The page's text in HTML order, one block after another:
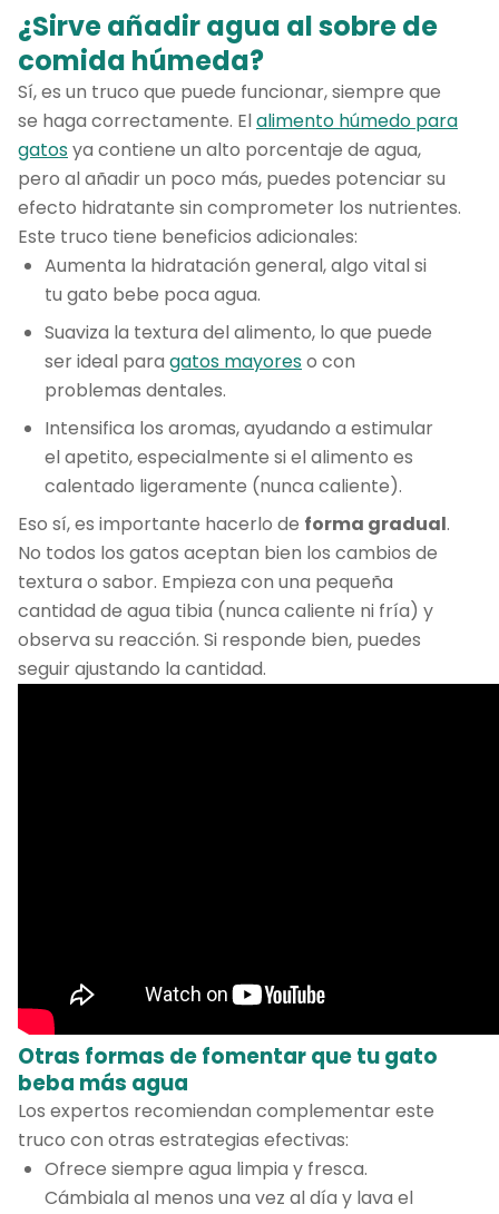
¿Sirve añadir agua al sobre de
comida húmeda?
Sí, es un truco que puede funcionar, siempre que
se haga correctamente. Elalimento húmedo para
gatosya contiene un alto porcentaje de agua,
pero al añadir un poco más, puedes potenciar su
efecto hidratante sin comprometer los nutrientes.
Este truco tiene beneficios adicionales:
Aumenta la hidratación general, algo vital si
tu gato bebe poca agua.
Suaviza la textura del alimento, lo que puede
ser ideal para gatos mayoreso con
problemas dentales.
Intensifica los aromas, ayudando a estimular
el apetito, especialmente si el alimento es
calentado ligeramente (nunca caliente).
Eso sí, es importante hacerlo de forma gradual.
No todos los gatos aceptan bien los cambios de
textura o sabor. Empieza con una pequeña
cantidad de agua tibia (nunca caliente ni fría) y
observa su reacción. Si responde bien, puedes
seguir ajustando la cantidad.
Otras formas de fomentar que tu gato
beba más agua
Los expertos recomiendan complementar este
truco con otras estrategias efectivas:
Ofrece siempre agua limpia y fresca.
Cámbiala al menos una vez al día y lava el